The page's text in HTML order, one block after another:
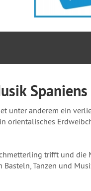
Spaniens
unter anderem ein
orientalisches
trifft und die
Tanzen und